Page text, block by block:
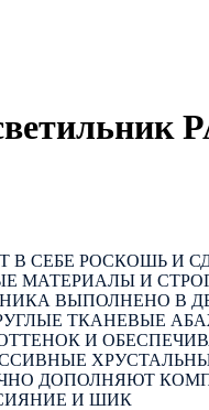
В СЕБЕ РОСКОШЬ И
МАТЕРИАЛЫ И
ВЫПОЛНЕНО В
ТКАНЕВЫЕ
И
ДОПОЛНЯЮТ
И ШИК